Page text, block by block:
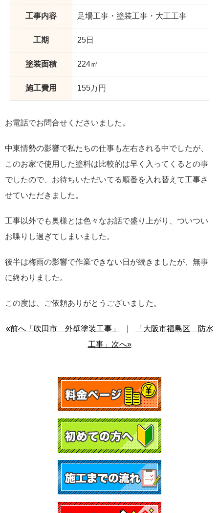
工事内容 足場工事・塗装工事・大工工事
工期 25日
塗装面積 224㎡
施工費用 155万円
お電話でお問合せくださいました。
中東情勢の影響で私たちの仕事も左右される中でしたが、
このお家で使用した塗料は比較的は早く入ってくるとの事
でしたので、お待ちいただいてる順番を入れ替えて工事さ
せていただきました。
工事以外でも奥様とは色々なお話で盛り上がり、ついつい
お喋りし過ぎてしまいました。
後半は梅雨の影響で作業できない日が続きましたが、無事
に終わりました。
この度は、ご依頼ありがとうございました。
«前へ「吹田市 外壁塗装工事」
「大阪市福島区 防水
工事」次へ»